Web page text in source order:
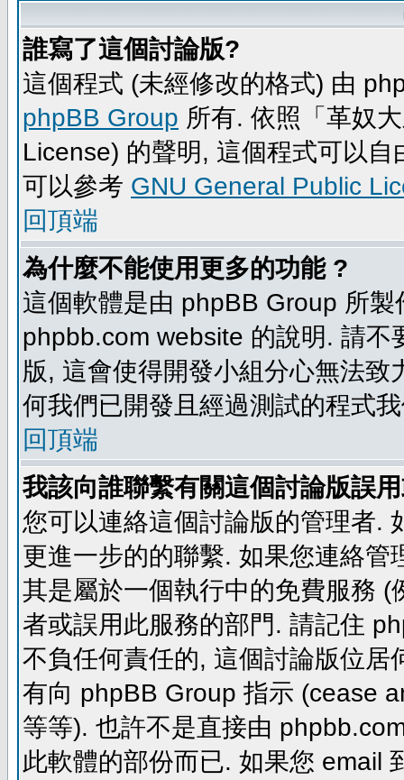
誰寫了這個討論版?
這個程式 (未經修改的格式) 由
phpBB Group 所有. 依照「革奴
License) 的聲明, 這個程式可以
可以參考 GNU General Public
回頂端
為什麼不能使用更多的功能 ?
這個軟體是由 phpBB Group 所
phpbb.com website 的說明. 請
版, 這會使得開發小組分心無法
何我們已開發且經過測試的程式
回頂端
我該向誰聯繫有關這個討論版誤
您可以連絡這個討論版的管理者.
更進一步的的聯繫. 如果您連絡
其是屬於一個執行中的免費服務
者或誤用此服務的部門. 請記住
不負任何責任的, 這個討論版位
有向 phpBB Group 指示 (cease
等等). 也許不是直接由
此軟體的部份而已. 如果您 email